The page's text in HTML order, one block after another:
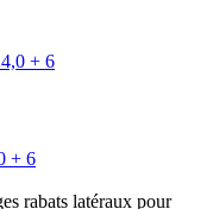
+ 6
rabats latéraux pour